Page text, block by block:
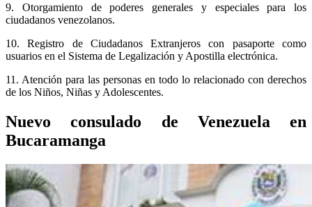
9. Otorgamiento de poderes generales y especiales para los
ciudadanos venezolanos.
10. Registro de Ciudadanos Extranjeros con pasaporte como
usuarios en el Sistema de Legalización y Apostilla electrónica.
11. Atención para las personas en todo lo relacionado con derechos
de los Niños, Niñas y Adolescentes.
Nuevo consulado de Venezuela en
Bucaramanga